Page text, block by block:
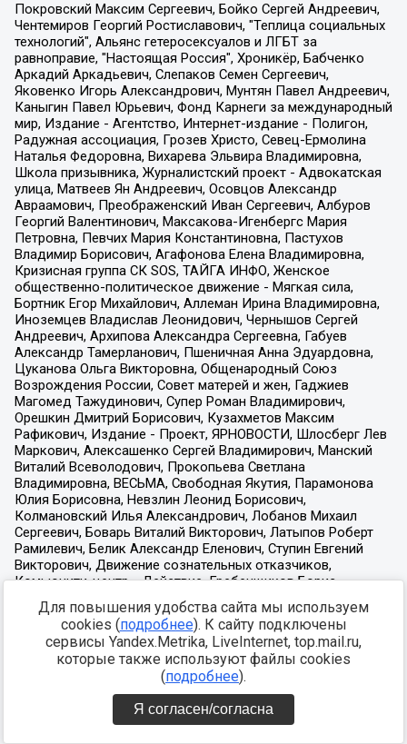
Для повышения удобства сайта мы используем
cookies (подробнее). К сайту подключены
сервисы Yandex.Metrika, LiveInternet, top.mail.ru,
которые также используют файлы cookies
(подробнее).
Я согласен/согласна